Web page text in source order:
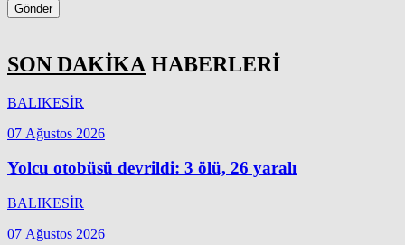
Gönder
SON DAKİKA HABERLERİ
BALIKESİR
07 Ağustos 2026
Yolcu otobüsü devrildi: 3 ölü, 26 yaralı
BALIKESİR
07 Ağustos 2026